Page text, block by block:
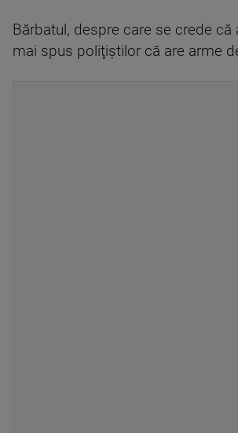
Bărbatul, despre care se crede că
mai spus poliţiştilor că are arme